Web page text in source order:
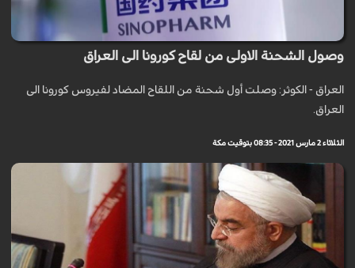
وصول الشحنة الاولى من لقاح كورونا الى العراق
العراق - الكوثر: وصلت أول شحنة من اللقاح المضاد لفيروس كورونا الى
العراق.
الثلاثاء 2 مارس 2021 - 08:35 بتوقيت مكة